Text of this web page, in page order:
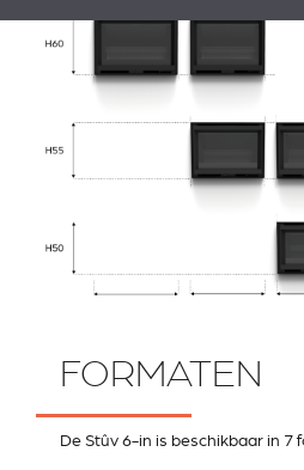
FORMATEN
De Stûv 6-in is beschikbaar in 7